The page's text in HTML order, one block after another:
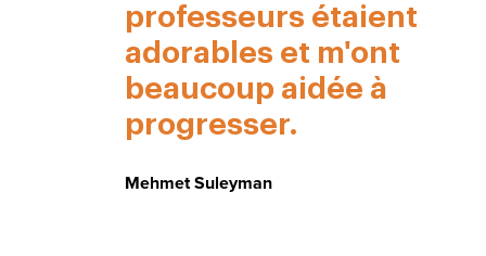
professeurs étaient
adorables et m'ont
beaucoup aidée à
progresser.
Mehmet Suleyman